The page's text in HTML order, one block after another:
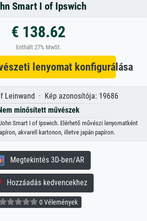
Smart I of Ipswich
€ 138.62
Enthält 27% MwSt.
lenyomat konfigurálása
Leinwand · Kép azonosítója: 19686
minősített művészek
Smart I of Ipswich. Elérhető művészi lenyomatként
akvarell kartonon, illetve japán papíron.
Megtekintés 3D-ben/AR
Hozzáadás kedvencekhez
0 Vélemények